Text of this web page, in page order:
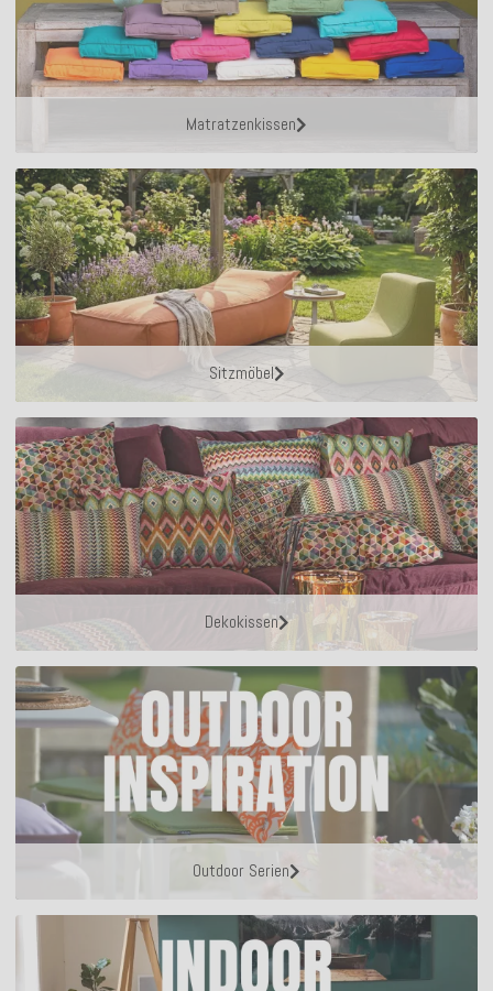
Matratzenkissen
Sitzmöbel
Dekokissen
Outdoor Serien